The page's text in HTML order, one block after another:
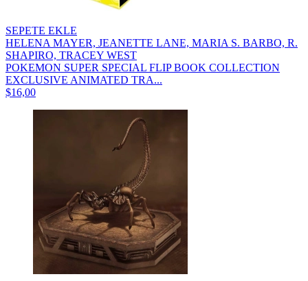
SEPETE EKLE
HELENA MAYER, JEANETTE LANE, MARIA S. BARBO, R.
SHAPIRO, TRACEY WEST
POKEMON SUPER SPECIAL FLIP BOOK COLLECTION
EXCLUSIVE ANIMATED TRA...
$16,00